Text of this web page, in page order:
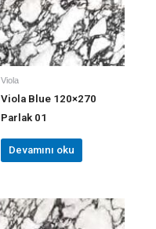
Viola
Viola Blue 120×270
Parlak 01
Devamını oku